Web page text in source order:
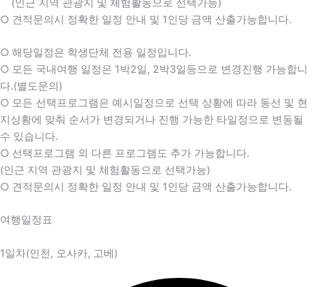
(인근 지역 관광지 및 체험활동으로 선택가능)
○ 견적문의시 정확한 일정 안내 및 1인당 금액 산출가능합니다.
○ 해당일정은 학생단체 전용 일정입니다.
○ 모든 국내여행 일정은 1박2일, 2박3일등으로 변경진행 가능합니
다.(별도문의)
○ 모든 선택프로그램은 예시일정으로 선택 상황에 따라 동선 및 현
지상황에 맞춰 순서가 변경되거나 진행 가능한 타일정으로 변동될
수 있습니다.
○ 선택프로그램 외 다른 프로그램도 추가 가능합니다.
(인근 지역 관광지 및 체험활동으로 선택가능)
○ 견적문의시 정확한 일정 안내 및 1인당 금액 산출가능합니다.
여행일정표
1일차(인천, 오사카, 고베)